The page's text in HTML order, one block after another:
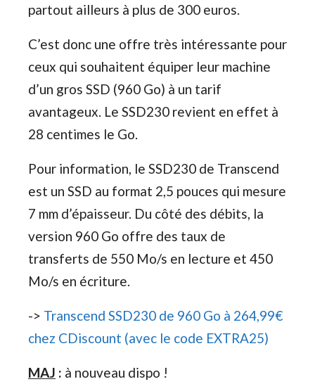
partout ailleurs à plus de 300 euros.
C’est donc une offre très intéressante pour
ceux qui souhaitent équiper leur machine
d’un gros SSD (960 Go) à un tarif
avantageux. Le SSD230 revient en effet à
28 centimes le Go.
Pour information, le SSD230 de Transcend
est un SSD au format 2,5 pouces qui mesure
7 mm d’épaisseur. Du côté des débits, la
version 960 Go offre des taux de
transferts de 550 Mo/s en lecture et 450
Mo/s en écriture.
-> Transcend SSD230 de 960 Go à 264,99€
chez CDiscount (avec le code EXTRA25)
MAJ : à nouveau dispo !